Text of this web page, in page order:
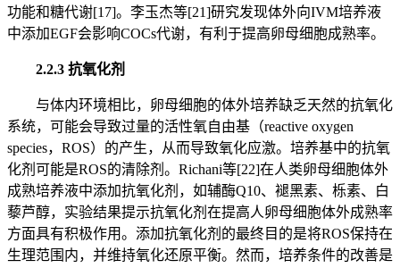
功能和糖代谢[17]。李玉杰等[21]研究发现体外向IVM培养液
中添加EGF会影响COCs代谢，有利于提高卵母细胞成熟率。
2.2.3 抗氧化剂
与体内环境相比，卵母细胞的体外培养缺乏天然的抗氧化
系统，可能会导致过量的活性氧自由基（reactive oxygen
species，ROS）的产生，从而导致氧化应激。培养基中的抗氧
化剂可能是ROS的清除剂。Richani等[22]在人类卵母细胞体外
成熟培养液中添加抗氧化剂，如辅酶Q10、褪黑素、栎素、白
藜芦醇，实验结果提示抗氧化剂在提高人卵母细胞体外成熟率
方面具有积极作用。添加抗氧化剂的最终目的是将ROS保持在
生理范围内，并维持氧化还原平衡。然而，培养条件的改善是